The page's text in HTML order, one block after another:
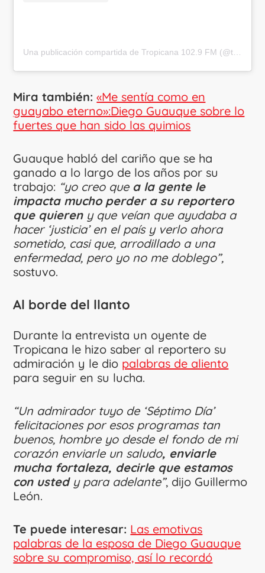
Mira también:«Me sentía como en
guayabo eterno»:Diego Guauque sobre lo
fuertes que han sido las quimios
Guauque habló del cariño que se ha
ganado a lo largo de los años por su
trabajo: “yo creo que a la gente le
impacta mucho perder a su reportero
que quieren y que veían que ayudaba a
hacer ‘justicia’ en el país y verlo ahora
sometido, casi que, arrodillado a una
enfermedad, pero yo no me doblego”,
sostuvo.
Al borde del llanto
Durante la entrevista un oyente de
Tropicana le hizo saber al reportero su
admiración y le dio palabras de aliento
para seguir en su lucha.
“Un admirador tuyo de ‘Séptimo Día’
felicitaciones por esos programas tan
buenos, hombre yo desde el fondo de mi
corazón enviarle un saludo, enviarle
mucha fortaleza, decirle que estamos
con ustedy para adelante”, dijo Guillermo
León.
Te puede interesar: Las emotivas
palabras de la esposa de Diego Guauque
sobre su compromiso, así lo recordó